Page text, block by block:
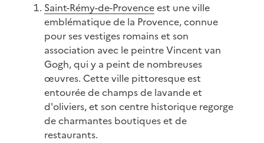
Saint-Rémy-de-Provenceest une ville
emblématique de la Provence, connue
pour ses vestiges romains et son
association avec le peintre Vincent van
Gogh, qui y a peint de nombreuses
œuvres. Cette ville pittoresque est
entourée de champs de lavande et
d'oliviers, et son centre historique regorge
de charmantes boutiques et de
restaurants.